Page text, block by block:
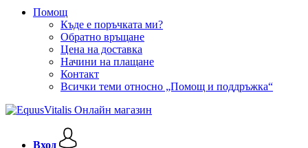
Помощ
Къде е поръчката ми?
Обратно връщане
Цена на доставка
Начини на плащане
Контакт
Всички теми относно „Помощ и поддръжка“
Вход